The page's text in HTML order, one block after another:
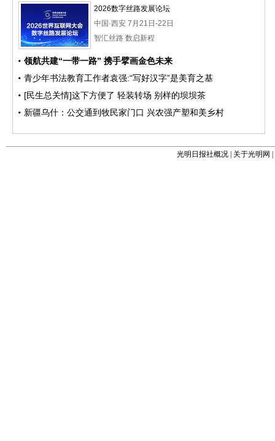
光明日报社概况 关于光明网